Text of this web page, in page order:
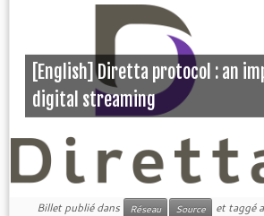
[English] Diretta protocol : an
digital streaming
Billet publié dans Réseau Source et taggé